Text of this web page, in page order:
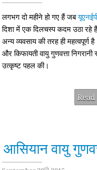
लगभग दो महीने हो गए हैं जब
दिशा में एक दिलचस्प कदम उठा रहे
अन्य व्यवसाय की तरह ही
और किफायती वायु गुणवत्ता
उत्कृष्ट पहल की।
आसियान वायु